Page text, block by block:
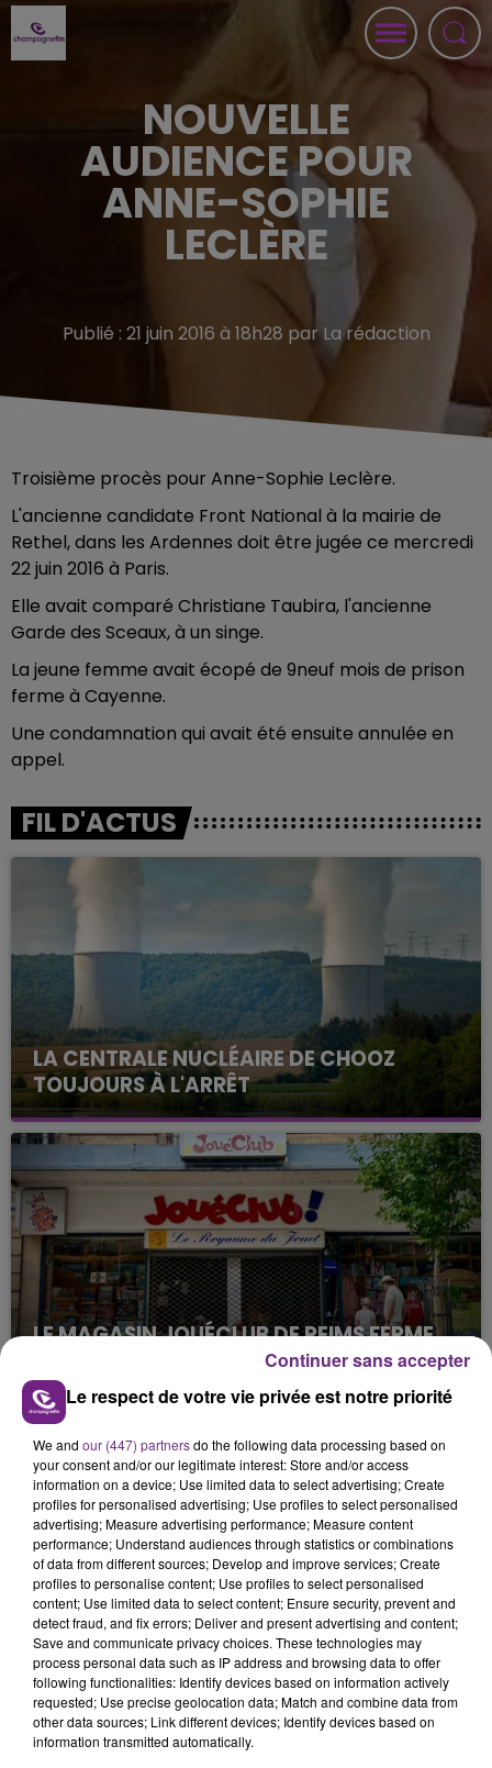
NOUVELLE
AUDIENCE POUR
ANNE-SOPHIE
LECLÈRE
Publié : 21 juin 2016 à 18h28 par La rédaction
Troisième procès pour Anne-Sophie Leclère.
L'ancienne candidate Front National à la mairie de
Rethel, dans les Ardennes doit être jugée ce mercredi
22 juin 2016 à Paris.
Elle avait comparé Christiane Taubira, l'ancienne
Garde des Sceaux, à un singe.
La jeune femme avait écopé de 9neuf mois de prison
ferme à Cayenne.
Une condamnation qui avait été ensuite annulée en
appel.
FIL D'ACTUS
LA CENTRALE NUCLÉAIRE DE CHOOZ
TOUJOURS À L'ARRÊT
Cela fait déjà une semaine que la centrale
nucléaire ardennaise est à l'arrêt. Une situation
justifiée par la sécheresse intense qui est toujours
présente.
LE MAGASIN JOUÉCLUB DE REIMS FERME
C'était l'une des institutions du centre-ville
rémois. Le magasin JouéClub est contraint de
fermer ses portes.
TITRES DIFFUSÉS
19h35
19h35
TEDDY SWIMS
19h28
19h28
Le respect de votre vie privée est notre priorité
We and our (447) partnersdo the following data processing based on
your consent and/or our legitimate interest: Store and/or access
information on a device; Use limited data to select advertising; Create
profiles for personalised advertising; Use profiles to select personalised
advertising; Measure advertising performance; Measure content
performance; Understand audiences through statistics or combinations
of data from different sources; Develop and improve services; Create
profiles to personalise content; Use profiles to select personalised
content; Use limited data to select content; Ensure security, prevent and
detect fraud, and fix errors; Deliver and present advertising and content;
Save and communicate privacy choices. These technologies may
process personal data such as IP address and browsing data to offer
following functionalities: Identify devices based on information actively
requested; Use precise geolocation data; Match and combine data from
other data sources; Link different devices; Identify devices based on
information transmitted automatically.
Continuer sans accepter